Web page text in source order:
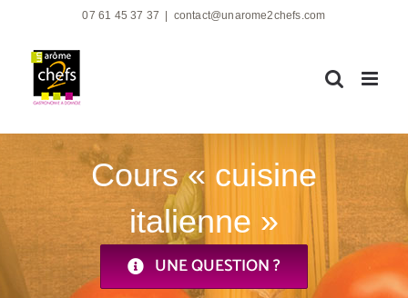
contenu
07 61 45 37 37 contact@unarome2chefs.com
Cours « cuisine
italienne »
UNE QUESTION ?